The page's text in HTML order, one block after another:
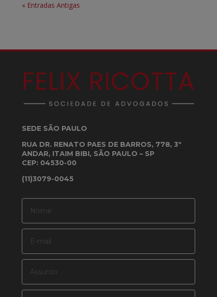
« Entradas Antigas
SEDE SÃO PAULO
RUA DR. RENATO PAES DE BARROS, 778, 3º
ANDAR, ITAIM BIBI, SÃO PAULO – SP
CEP: 04530-00
(11)3079-0045